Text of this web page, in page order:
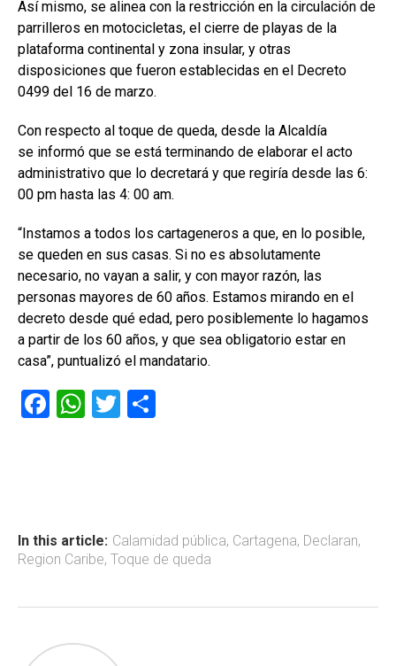
Así mismo, se alinea con la restricción en la circulación de
parrilleros en motocicletas, el cierre de playas de la
plataforma continental y zona insular, y otras
disposiciones que fueron establecidas en el Decreto
0499 del 16 de marzo.
Con respecto al toque de queda, desde la Alcaldía
se informó que se está terminando de elaborar el acto
administrativo que lo decretará y que regiría desde las 6:
00 pm hasta las 4: 00 am.
“Instamos a todos los cartageneros a que, en lo posible,
se queden en sus casas. Si no es absolutamente
necesario, no vayan a salir, y con mayor razón, las
personas mayores de 60 años. Estamos mirando en el
decreto desde qué edad, pero posiblemente lo hagamos
a partir de los 60 años, y que sea obligatorio estar en
casa”, puntualizó el mandatario.
F
ok
W
p
p
T
tir
In this article: Calamidad pública, Cartagena, Declaran,
Region Caribe, Toque de queda